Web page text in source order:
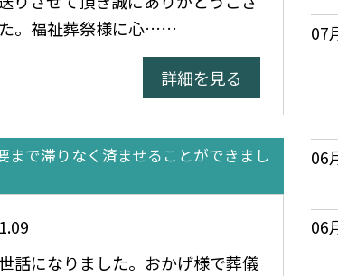
。福祉葬祭様に心……
詳細を見る
まで滞りなく済ませることができまし
話になりました。おかげ様で葬儀
07
06
06